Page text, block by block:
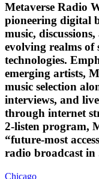
Metaverse Radio
pioneering digital
music,
evolving realms of
technologies.
emerging artists,
music selection
interviews, and
through internet
2-listen program,
“future-most
radio broadcast in
Chicago